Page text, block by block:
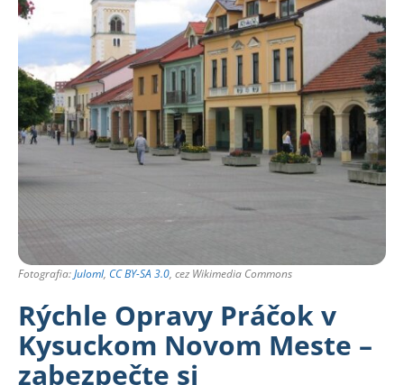
Fotografia:Juloml, CC BY-SA 3.0, cez Wikimedia Commons
Rýchle Opravy Práčok v
Kysuckom Novom Meste –
zabezpečte si